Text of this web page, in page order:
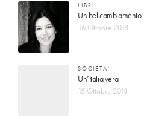
LIBRI
Un bel cambiamento
16 Ottobre 2018
SOCIETA'
Un’Italia vera
15 Ottobre 2018